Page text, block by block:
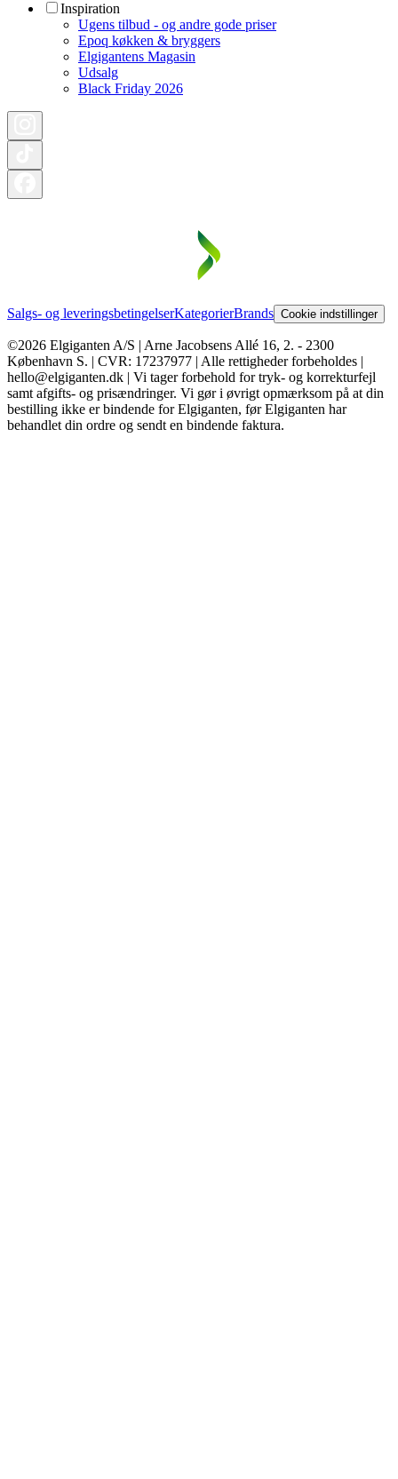
Inspiration
Ugens tilbud - og andre gode priser
Epoq køkken & bryggers
Elgigantens Magasin
Udsalg
Black Friday 2026
Salgs- og leveringsbetingelserKategorierBrands Cookie indstillinger
©2026 Elgiganten A/S | Arne Jacobsens Allé 16, 2. - 2300
København S. | CVR: 17237977 | Alle rettigheder forbeholdes |
hello@elgiganten.dk | Vi tager forbehold for tryk- og korrekturfejl
samt afgifts- og prisændringer. Vi gør i øvrigt opmærksom på at din
bestilling ikke er bindende for Elgiganten, før Elgiganten har
behandlet din ordre og sendt en bindende faktura.